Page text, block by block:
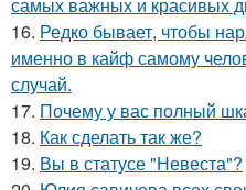
16. Редко бывает, чтобы
именно в кайф самому
случай.
17. Почему у вас полный
18. Как сделать так же?
19. Вы в статусе "Невеста"?